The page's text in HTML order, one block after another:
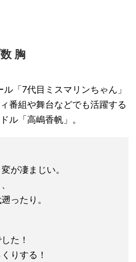
胸
「7代目ミスマリンちゃん」
番組や舞台などでも活躍する
ル「高嶋香帆」。
が凄まじい。
ったり。
た！
りする！